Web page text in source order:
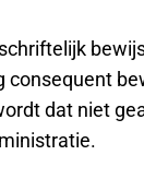
consequent
dat niet